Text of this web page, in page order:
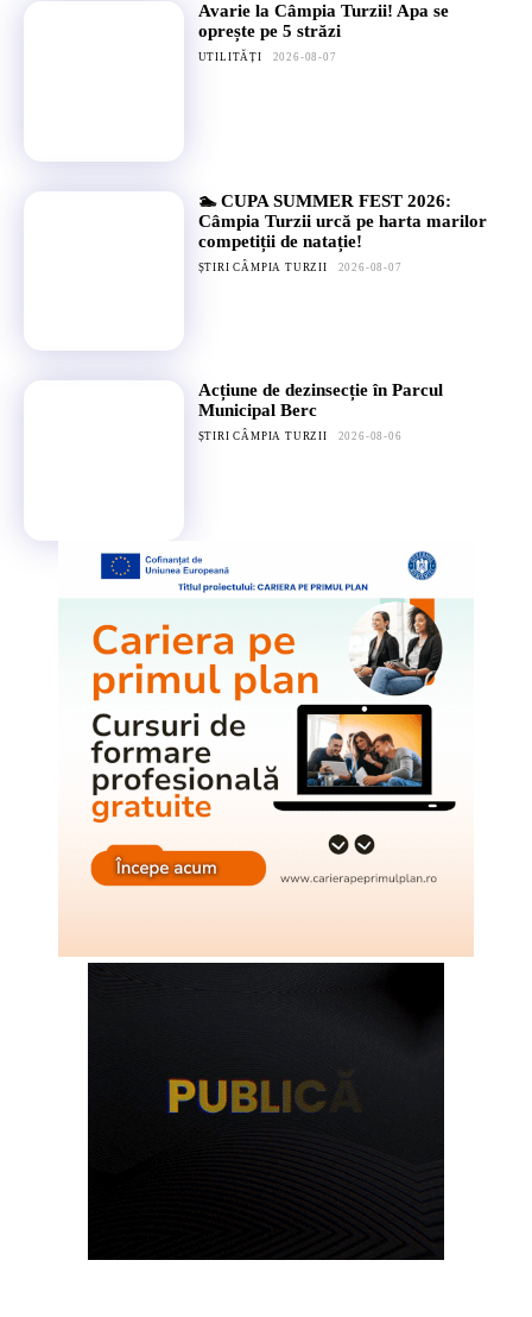
Avarie la Câmpia Turzii! Apa se
oprește pe 5 străzi
UTILITĂȚI 2026-08-07
🏊 CUPA SUMMER FEST 2026:
Câmpia Turzii urcă pe harta marilor
competiții de natație!
ȘTIRI CÂMPIA TURZII 2026-08-07
Acțiune de dezinsecție în Parcul
Municipal Berc
ȘTIRI CÂMPIA TURZII 2026-08-06